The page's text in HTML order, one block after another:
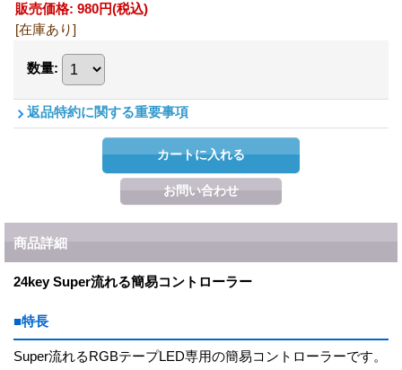
販売価格: 980円(税込)
[在庫あり]
数量:
返品特約に関する重要事項
商品詳細
24key Super流れる簡易コントローラー
■特長
Super流れるRGBテープLED専用の簡易コントローラーです。